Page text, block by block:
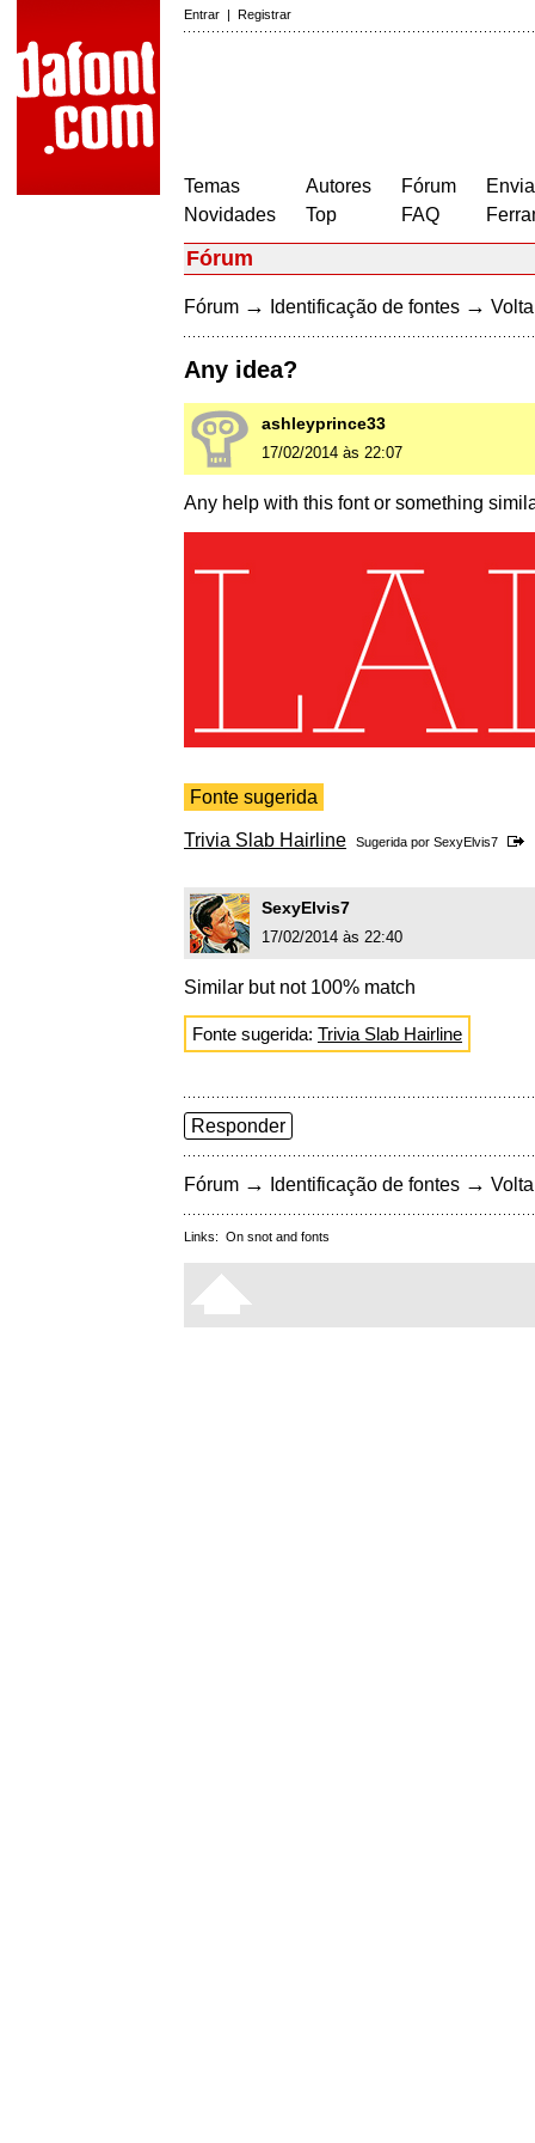
Entrar | Registrar
Temas
Novidades
Autores
Top
Fórum
FAQ
Fórum
Fórum → Identificação de fontes →
Any idea?
ashleyprince33
17/02/2014 às 22:07
Any help with this font or something
Fonte sugerida
Trivia Slab Hairline Sugerida por SexyElvis7
SexyElvis7
17/02/2014 às 22:40
Similar but not 100% match
Fonte sugerida: Trivia Slab Hairline
Responder
Fórum → Identificação de fontes →
Links: On snot and fonts